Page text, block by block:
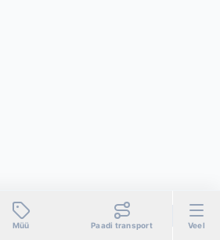
Müü Paadi transport Veel